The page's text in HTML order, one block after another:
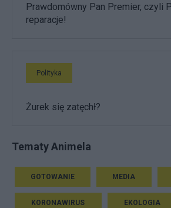
Prawdomówny Pan Premier, czyli
reparacje!
Polityka
Żurek się zatęchł?
Tematy Animela
GOTOWANIE MEDIA
KORONAWIRUS EKOLOGIA